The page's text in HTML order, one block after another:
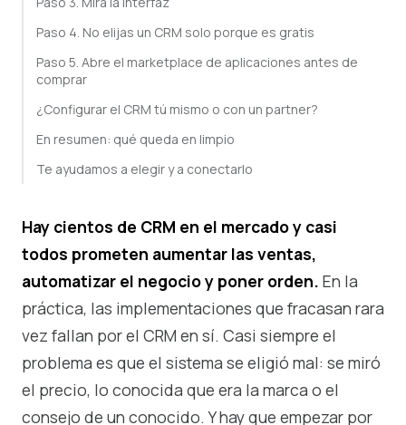
Paso 4. No elijas un CRM solo porque es gratis
Paso 5. Abre el marketplace de aplicaciones antes de
comprar
¿Configurar el CRM tú mismo o con un partner?
En resumen: qué queda en limpio
Te ayudamos a elegir y a conectarlo
Hay cientos de CRM en el mercado y casi
todos prometen aumentar las ventas,
automatizar el negocio y poner orden. En la
práctica, las implementaciones que fracasan rara
vez fallan por el CRM en sí. Casi siempre el
problema es que el sistema se eligió mal: se miró
el precio, lo conocida que era la marca o el
consejo de un conocido. Y hay que empezar por